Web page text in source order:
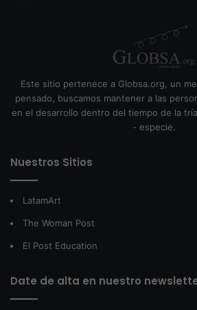
Este sitio pertenece a Globsa.org, un
pensado, buscamos mantener a las
en el desarrollo dentro del tiempo de la
- especie.
Nuestros Sitios
LatamArt
The Woman Post
El Post Education
Date de alta en nuestro